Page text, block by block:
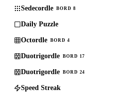
Sedecordle BORD 8
Daily Puzzle
Octordle BORD 4
Duotrigordle BORD 17
Duotrigordle BORD 24
Speed Streak